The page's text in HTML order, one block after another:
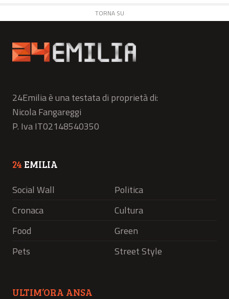
TORNA SU
24Emilia è una testata di proprietà di:
Nicola Fangareggi
P. Iva IT02148540350
24 EMILIA
Social Wall
Politica
Cronaca
Cultura
Food
Green
Pets
Street Style
ULTIM’ORA ANSA